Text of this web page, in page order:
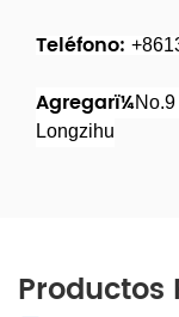
Teléfono:
Agregarï¼
Longzihu
Productos